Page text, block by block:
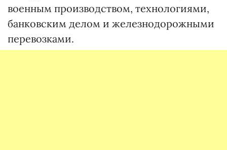
военным производством, технологиями,
банковским делом и железнодорожными
перевозками.